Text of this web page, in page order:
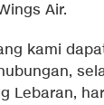
Air.
kami
Lebaran,